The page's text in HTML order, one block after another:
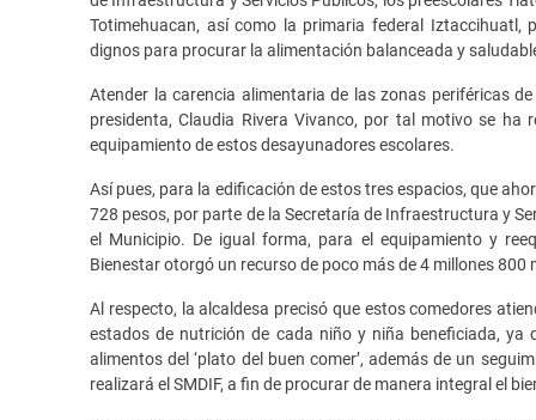
Totimehuacan, así como la primaria federal Iztaccihuatl,
dignos para procurar la alimentación balanceada y
Atender la carencia alimentaria de las zonas periféricas
presidenta, Claudia Rivera Vivanco, por tal motivo se
equipamiento de estos desayunadores escolares.
Así pues, para la edificación de estos tres espacios, que
728 pesos, por parte de la Secretaría de Infraestructura y
el Municipio. De igual forma, para el equipamiento y
Bienestar otorgó un recurso de poco más de 4 millones 800
Al respecto, la alcaldesa precisó que estos comedores
estados de nutrición de cada niño y niña beneficiada,
alimentos del ‘plato del buen comer’, además de un
realizará el SMDIF, a fin de procurar de manera integral el